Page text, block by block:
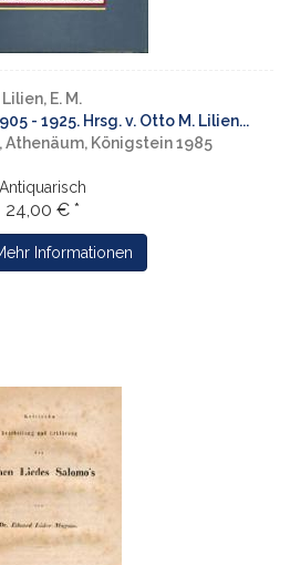
Lilien, E. M.
- 1925. Hrsg. v. Otto M. Lilien...
Athenäum, Königstein 1985
Antiquarisch
24,00 € *
Informationen